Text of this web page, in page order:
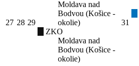
27 28 29
Moldava nad
Bodvou (Košice -
okolie)
ZKO
Moldava nad
Bodvou (Košice -
okolie)
31